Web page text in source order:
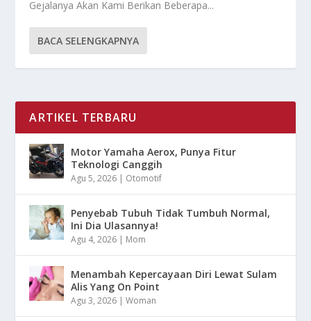
Gejalanya Akan Kami Berikan Beberapa...
BACA SELENGKAPNYA
ARTIKEL TERBARU
Motor Yamaha Aerox, Punya Fitur
Teknologi Canggih
Agu 5, 2026 | Otomotif
Penyebab Tubuh Tidak Tumbuh Normal,
Ini Dia Ulasannya!
Agu 4, 2026 | Mom
Menambah Kepercayaan Diri Lewat Sulam
Alis Yang On Point
Agu 3, 2026 |Woman